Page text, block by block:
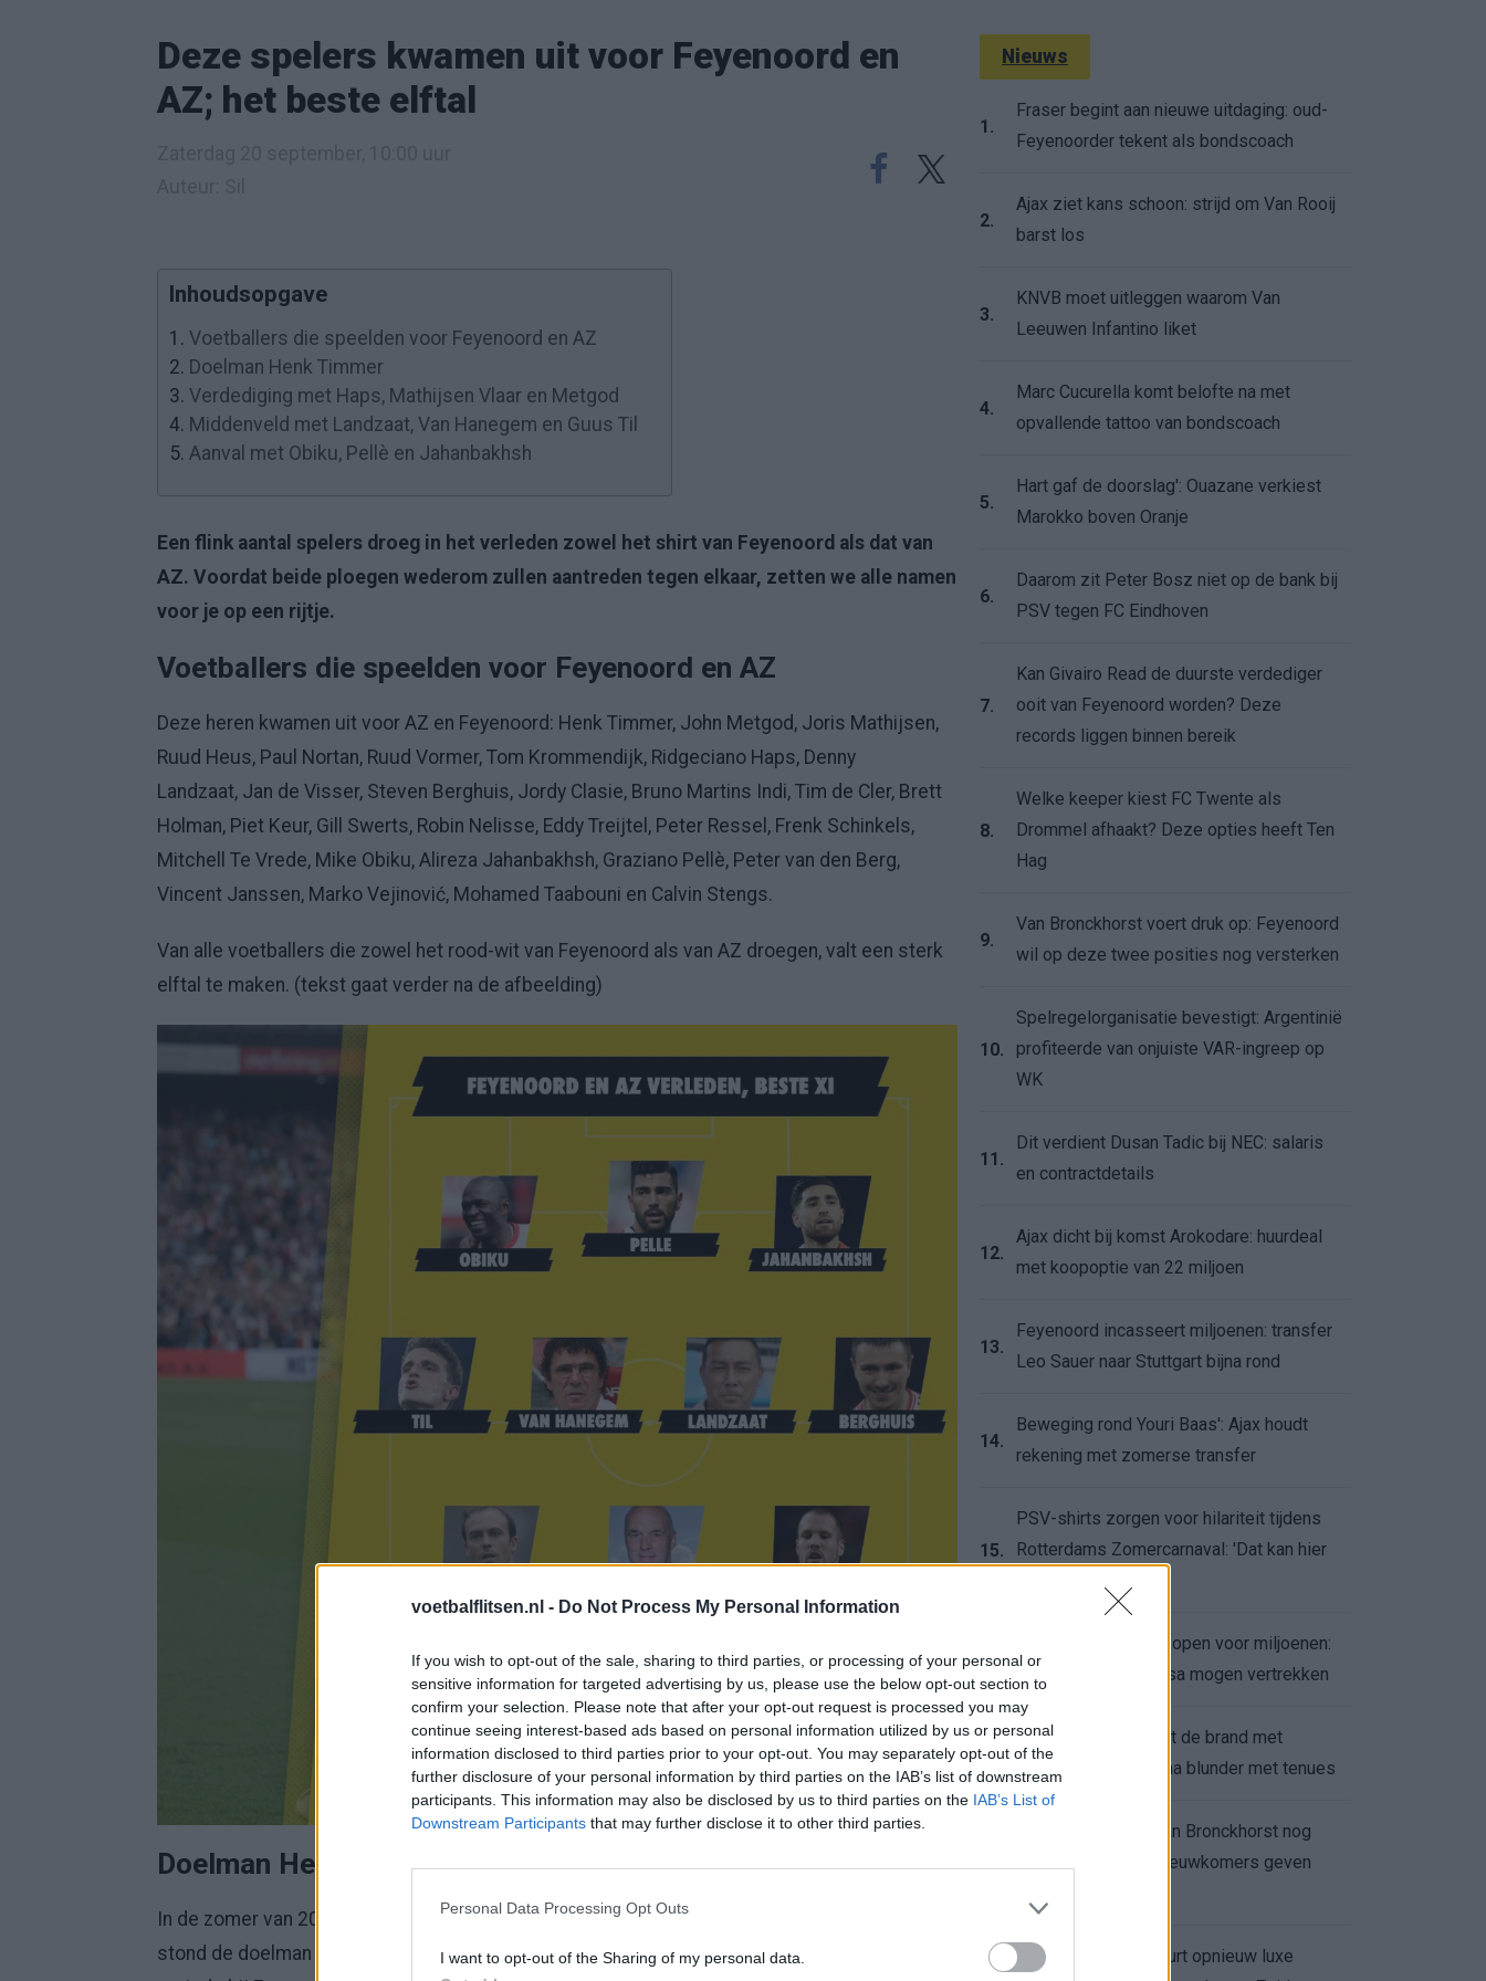
voetbalflitsen.nl - Do Not Process My Personal Information
If you wish to opt-out of the sale, sharing to third parties, or processing of your personal or
sensitive information for targeted advertising by us, please use the below opt-out section to
confirm your selection. Please note that after your opt-out request is processed you may
continue seeing interest-based ads based on personal information utilized by us or personal
information disclosed to third parties prior to your opt-out. You may separately opt-out of the
further disclosure of your personal information by third parties on the IAB’s list of downstream
participants. This information may also be disclosed by us to third parties on the IAB’s List of
Downstream Participants that may further disclose it to other third parties.
Personal Data Processing Opt Outs
I want to opt-out of the Sharing of my personal data.
Deze spelers kwamen uit voor Feyenoord en
AZ; het beste elftal
Inhoudsopgave
1. Voetballers die speelden voor Feyenoord en AZ
2. Doelman Henk Timmer
3. Verdediging met Haps, Mathijsen Vlaar en Metgod
4. Middenveld met Landzaat, Van Hanegem en Guus Til
5. Aanval met Obiku, Pellè en Jahanbakhsh
Een flink aantal spelers droeg in het verleden zowel het shirt van Feyenoord als dat van
AZ. Voordat beide ploegen wederom zullen aantreden tegen elkaar, zetten we alle namen
voor je op een rijtje.
Voetballers die speelden voor Feyenoord en AZ
Deze heren kwamen uit voor AZ en Feyenoord: Henk Timmer, John Metgod, Joris Mathijsen,
Ruud Heus, Paul Nortan, Ruud Vormer, Tom Krommendijk, Ridgeciano Haps, Denny
Landzaat, Jan de Visser, Steven Berghuis, Jordy Clasie, Bruno Martins Indi, Tim de Cler, Brett
Holman, Piet Keur, Gill Swerts, Robin Nelisse, Eddy Treijtel, Peter Ressel, Frenk Schinkels,
Mitchell Te Vrede, Mike Obiku, Alireza Jahanbakhsh, Graziano Pellè, Peter van den Berg,
Vincent Janssen, Marko Vejinović, Mohamed Taabouni en Calvin Stengs.
Van alle voetballers die zowel het rood-wit van Feyenoord als van AZ droegen, valt een sterk
elftal te maken. (tekst gaat verder na de afbeelding)
Doelman Henk Timmer
In de zomer van 2000 maakte Henk Timmerde overstap van PEC Zwolle naar AZ. In Alkmaar
stond de doelman 157 keer onder de lat. Timmer werd twee keer uitgeleend, waaronder de
Nieuws
1.
Fraser begint aan nieuwe uitdaging: oud-
Feyenoorder tekent als bondscoach
2.
Ajax ziet kans schoon: strijd om Van Rooij
barst los
3.
KNVB moet uitleggen waarom Van
Leeuwen Infantino liket
4.
Marc Cucurella komt belofte na met
opvallende tattoo van bondscoach
5.
Hart gaf de doorslag': Ouazane verkiest
Marokko boven Oranje
6.
Daarom zit Peter Bosz niet op de bank bij
PSV tegen FC Eindhoven
7.
Kan Givairo Read de duurste verdediger
ooit van Feyenoord worden? Deze
records liggen binnen bereik
8.
Welke keeper kiest FC Twente als
Drommel afhaakt? Deze opties heeft Ten
Hag
9.
Van Bronckhorst voert druk op: Feyenoord
wil op deze twee posities nog versterken
10.
Spelregelorganisatie bevestigt: Argentinië
profiteerde van onjuiste VAR-ingreep op
WK
11.
Dit verdient Dusan Tadic bij NEC: salaris
en contractdetails
12.
Ajax dicht bij komst Arokodare: huurdeal
met koopoptie van 22 miljoen
13.
Feyenoord incasseert miljoenen: transfer
Leo Sauer naar Stuttgart bijna rond
14.
Beweging rond Youri Baas': Ajax houdt
rekening met zomerse transfer
15.
PSV-shirts zorgen voor hilariteit tijdens
Rotterdams Zomercarnaval: 'Dat kan hier
16.
Feyenoord zet deur open voor miljoenen:
Ueda en Hadj Moussa mogen vertrekken
17.
Ajax helpt Burnley uit de brand met
afgeknipte sokken na blunder met tenues
Feyenoord onder Van Bronckhorst nog
altijd ongeslagen: nieuwkomers geven
19.
Hakim Ziyech verhuurt opnieuw luxe